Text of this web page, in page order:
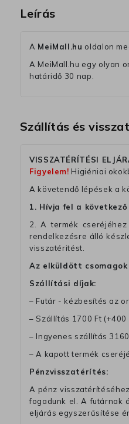
Leírás
A MeiMall.hu oldalon
A MeiMall.hu egy olyan
határidő 30 nap.
Szállítás és
VISSZATÉRÍTÉSI
Figyelem! Higiéniai
A követendő lépések a
1. Hívja fel a
2. A termék
rendelkezésre álló
visszatéritést.
Az elküldött
Szállítási díjak:
– Futár - kézbesítés az
– Szállítás 1700 Ft (+400
– Ingyenes szállítás
– A kapott termék
Pénzvisszatérítés:
A pénz
fogadunk el. A futárnak
eljárás egyszerűsítése